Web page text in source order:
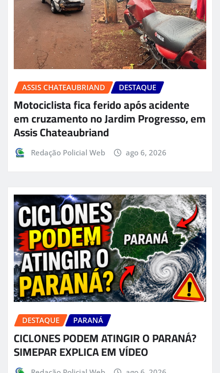
ASSIS CHATEAUBRIAND DESTAQUE
Motociclista fica ferido após acidente
em cruzamento no Jardim Progresso, em
Assis Chateaubriand
Redação Policial Web ago 6, 2026
DESTAQUE PARANÁ
CICLONES PODEM ATINGIR O PARANÁ?
SIMEPAR EXPLICA EM VÍDEO